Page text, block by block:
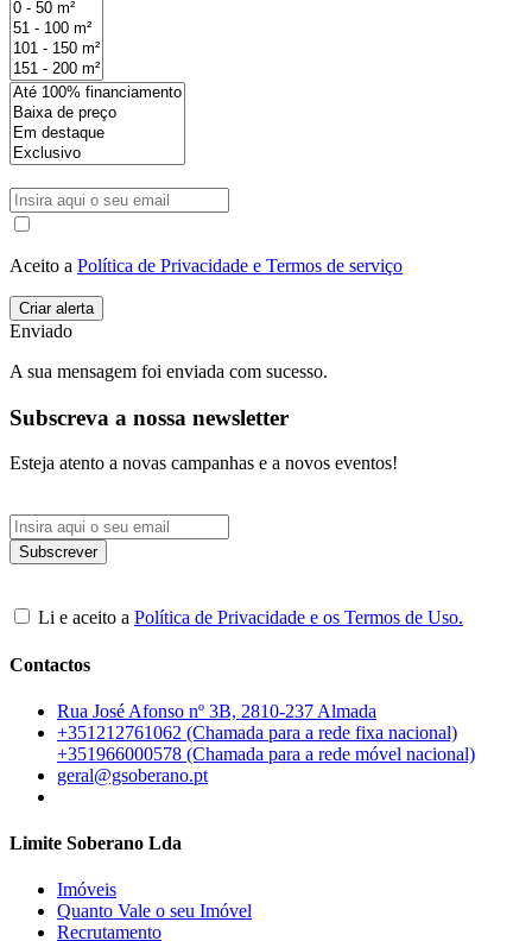
Aceito a Política de Privacidade e Termos de serviço
Enviado
A sua mensagem foi enviada com sucesso.
Subscreva a nossa newsletter
Esteja atento a novas campanhas e a novos eventos!
Li e aceito a Política de Privacidade e os Termos de Uso.
Contactos
Rua José Afonso nº 3B, 2810-237 Almada
+351212761062 (Chamada para a rede fixa nacional)
+351966000578 (Chamada para a rede móvel nacional)
geral@gsoberano.pt
Limite Soberano Lda
Imóveis
Quanto Vale o seu Imóvel
Recrutamento